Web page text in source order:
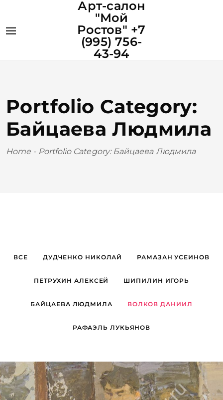
Арт-салон
"Мой
Ростов" +7
(995) 756-
43-94
Portfolio Category:
Байцаева Людмила
Home - Portfolio Category: Байцаева Людмила
ВСЕ ДУДЧЕНКО НИКОЛАЙ РАМАЗАН УСЕИНОВ
ПЕТРУХИН АЛЕКСЕЙ ШИПИЛИН ИГОРЬ
БАЙЦАЕВА ЛЮДМИЛА ВОЛКОВ ДАНИИЛ
РАФАЭЛЬ ЛУКЬЯНОВ